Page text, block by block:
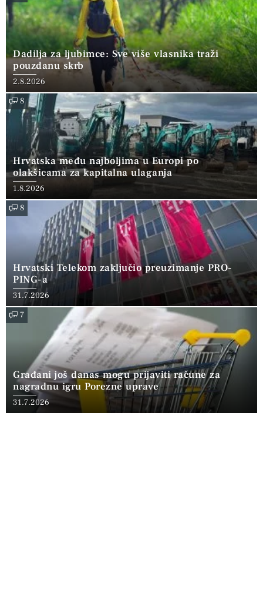
Dadilja za ljubimce: Sve više vlasnika traži
pouzdanu skrb
2.8.2026
8
Hrvatska među najboljima u Europi po
olakšicama za kapitalna ulaganja
1.8.2026
8
Hrvatski Telekom zaključio preuzimanje PRO-
PING-a
31.7.2026
7
Građani još danas mogu prijaviti račune za
nagradnu igru Porezne uprave
31.7.2026